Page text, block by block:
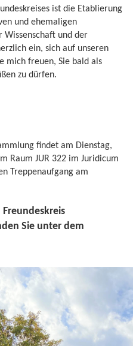
ist die Etablierung
und ehemaligen
Wissenschaft und der
ein, sich auf unseren
mich freuen, Sie bald als
zu dürfen.
findet am Dienstag,
Raum JUR 322 im Juridicum
Treppenaufgang am
Sie unter dem